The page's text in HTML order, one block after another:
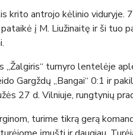
krito antrojo kėlinio viduryje.
į M. Liužinaitę ir ši tuo
„Žalgiris“ turnyro lentelėje
Gargždų „Bangai“ 0:1 ir
27 d. Vilniuje, rungtynių
turime tikrą gerą